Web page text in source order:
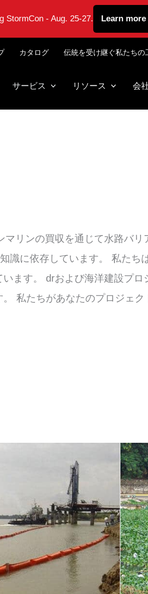
カタログ 伝統を受け継ぐ私たちの
サービス リソース 会
リンの買収を通じて水路バ
識に依存しています。 私たち
ます。 drおよび海洋建設プ
私たちがあなたのプロジェク
StormCon - Aug. 25-27. Learn more